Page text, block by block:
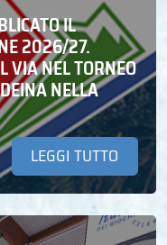
IL
2026/27.
VIA NEL TORNEO
NELLA
LEGGI TUTTO